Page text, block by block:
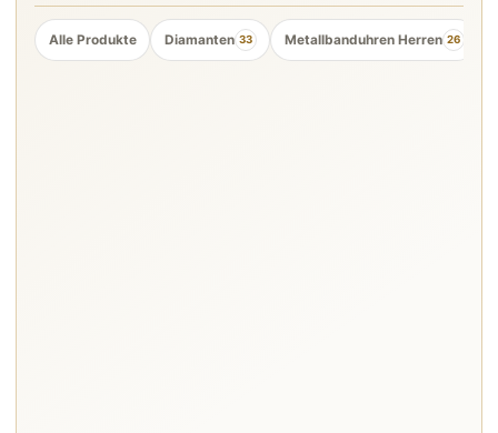
Alle Produkte Diamanten 33 Metallbanduhren Herren 26